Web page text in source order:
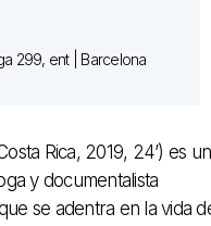
299, ent | Barcelona
Rica, 2019, 24’) es un
y documentalista
se adentra en la vida